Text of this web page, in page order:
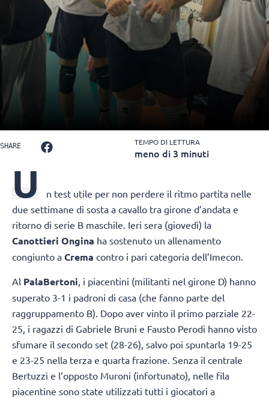
SHARE TEMPO DI LETTURA
meno di 3 minuti
U
n test utile per non perdere il ritmo partita nelle
due settimane di sosta a cavallo tra girone d’andata e
ritorno di serie B maschile. Ieri sera (giovedì) la
Canottieri Ongina ha sostenuto un allenamento
congiunto a Crema contro i pari categoria dell’Imecon.
Al PalaBertoni, i piacentini (militanti nel girone D) hanno
superato 3-1 i padroni di casa (che fanno parte del
raggruppamento B). Dopo aver vinto il primo parziale 22-
25, i ragazzi di Gabriele Bruni e Fausto Perodi hanno visto
sfumare il secondo set (28-26), salvo poi spuntarla 19-25
e 23-25 nella terza e quarta frazione. Senza il centrale
Bertuzzi e l’opposto Muroni (infortunato), nelle fila
piacentine sono state utilizzati tutti i giocatori a